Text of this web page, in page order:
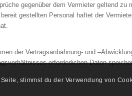
gegenüber dem Vermieter geltend zu
gestellten Personal haftet der
der Vertragsanbahnung- und
erforderlichen Daten
stimmst du der Verwendung von